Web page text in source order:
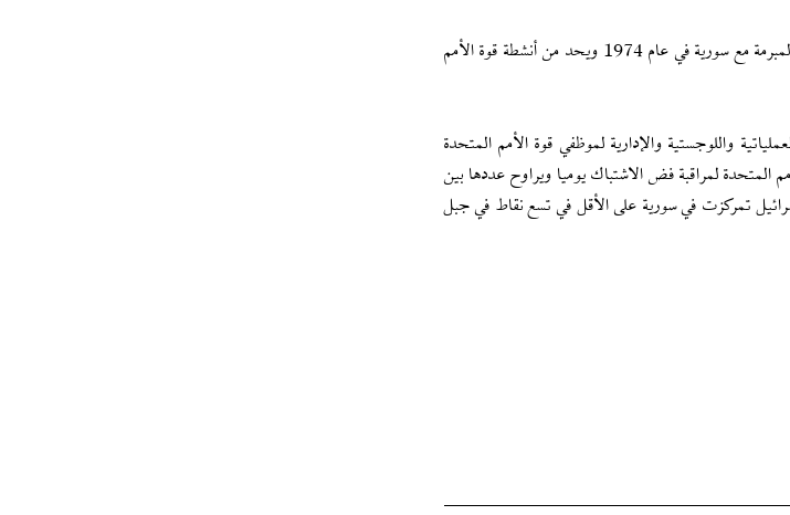
وأشار دوجاريك إلى أنّ توغل الاحتلال الإسرائيلي في مرتفعات الجولان يتعارض مع الاتفاقية المبرمة مع سورية في عام 1974 ويحد من أنشطة قوة الأمم
واللوجستية والإدارية لموظفي قوة الأمم المتحدة
المتحدة لمراقبة فض الاشتباك يوميا ويراوح عددها بين
تمركزت في سورية على الأقل في تسع نقاط في جبل